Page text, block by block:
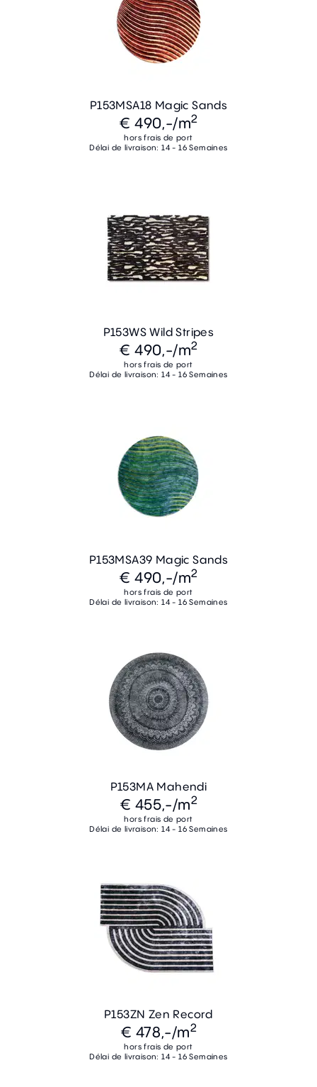
P153MSA18 Magic Sands
€ 490,-/m2
hors frais de port
Délai de livraison: 14 - 16 Semaines
P153WS Wild Stripes
€ 490,-/m2
hors frais de port
Délai de livraison: 14 - 16 Semaines
P153MSA39 Magic Sands
€ 490,-/m2
hors frais de port
Délai de livraison: 14 - 16 Semaines
P153MA Mahendi
€ 455,-/m2
hors frais de port
Délai de livraison: 14 - 16 Semaines
P153ZN Zen Record
€ 478,-/m2
hors frais de port
Délai de livraison: 14 - 16 Semaines